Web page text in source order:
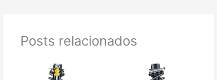
Posts relacionados